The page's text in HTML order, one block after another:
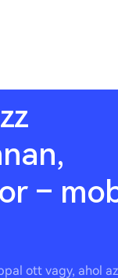
–
ott vagy, ahol